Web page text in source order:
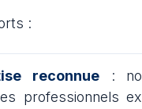
:
reconnue:
professionnels